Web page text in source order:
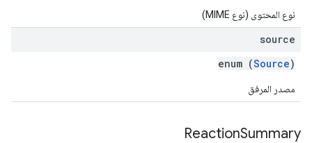
نوع المحتوى (نوع MIME)
source
enum (Source)
مصدر المرفق
ReactionSummary